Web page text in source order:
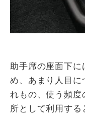
助手席の座面下に
め、あまり人目に
れもの、使う頻度
所として利用する